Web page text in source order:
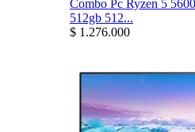
Combo Pc Ryzen 5
512gb 512...
$ 1.276.000